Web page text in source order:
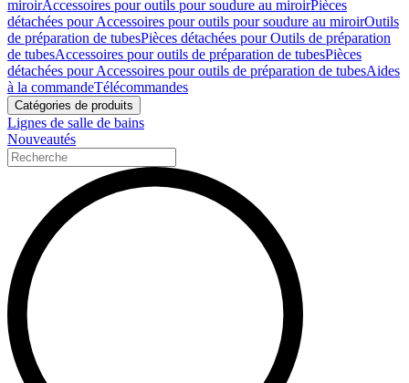
miroirAccessoires pour outils pour soudure au miroirPièces
détachées pour Accessoires pour outils pour soudure au miroirOutils
de préparation de tubesPièces détachées pour Outils de préparation
de tubesAccessoires pour outils de préparation de tubesPièces
détachées pour Accessoires pour outils de préparation de tubesAides
à la commandeTélécommandes
Catégories de produits
Lignes de salle de bains
Nouveautés